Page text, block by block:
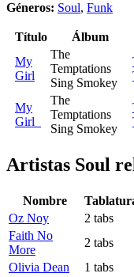
Géneros: Soul, Funk
Título Álbum
My
Girl
The
Temptations
Sing Smokey
My
Girl
The
Temptations
Sing Smokey
Artistas Soul
Nombre
Oz Noy
2 tabs
Faith No
More
2 tabs
Olivia Dean
1 tabs